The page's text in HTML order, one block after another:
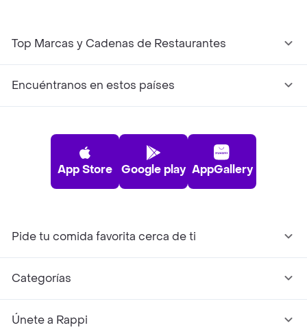
Top Marcas y Cadenas de Restaurantes
Encuéntranos en estos países
App Store Google play AppGallery
Pide tu comida favorita cerca de ti
Categorías
Únete a Rappi